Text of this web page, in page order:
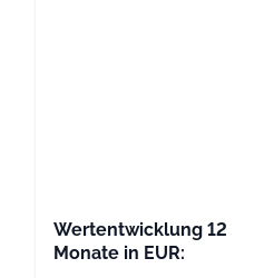
Wertentwicklung 12
Monate in EUR: